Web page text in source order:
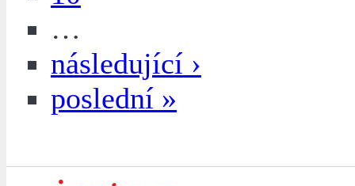
…
následující ›
poslední »